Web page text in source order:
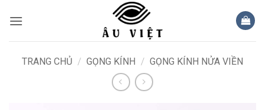
qua
TRANG CHỦ / GỌNG KÍNH / GỌNG KÍNH NỬA VIỀN